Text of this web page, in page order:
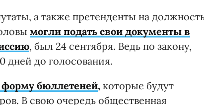
а также претенденты на
могли подать свои документы в
, был 24 сентября. Ведь по закону,
дней до голосования.
форму бюллетеней, которые будут
В свою очередь общественная